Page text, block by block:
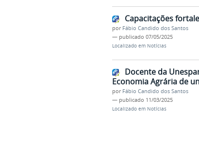
Capacitações
por Fábio Candido dos Santos
— publicado 07/05/2025
Localizado em Notícias
Docente da
Economia Agrária de
por Fábio Candido dos Santos
— publicado 11/03/2025
Localizado em Notícias